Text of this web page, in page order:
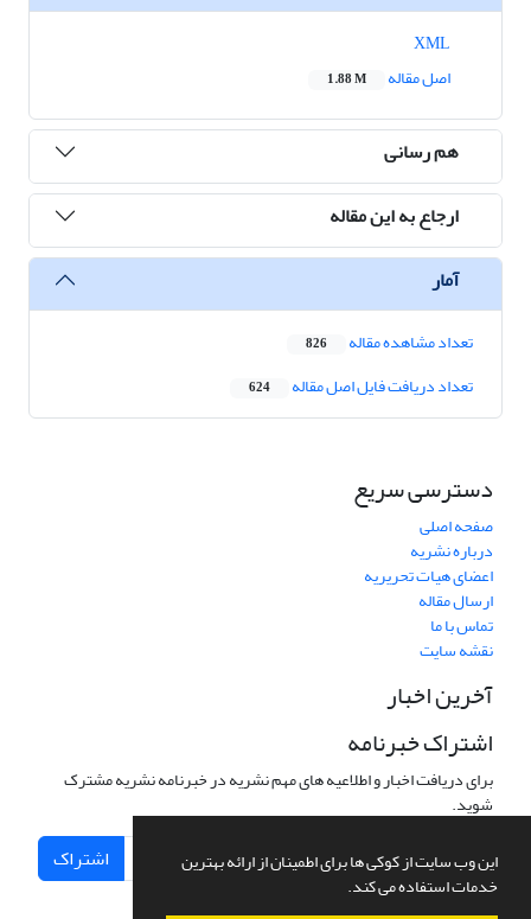
این وب سایت از کوکی ها برای اطمینان از ارائه بهترین
خدمات استفاده می کند.
اصل مقاله
1.88 M
هم رسانی
ارجاع به این مقاله
آمار
تعداد مشاهده مقاله 826
تعداد دریافت فایل اصل مقاله 624
دسترسی سریع
صفحه اصلی
درباره نشریه
اعضای هیات تحریریه
ارسال مقاله
تماس با ما
نقشه سایت
آخرین اخبار
اشتراک خبرنامه
برای دریافت اخبار و اطلاعیه های مهم نشریه در خبرنامه نشریه مشترک
شوید.
اشتراک